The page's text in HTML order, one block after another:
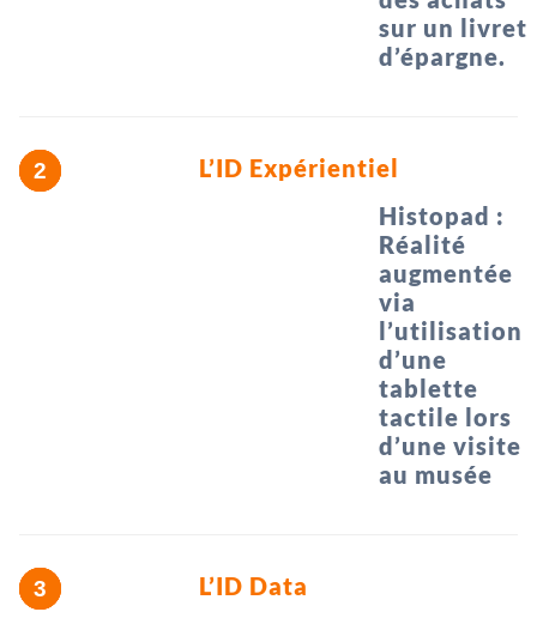
sur un livret
d’épargne.
L’ID Expérientiel
Histopad :
Réalité
augmentée
via
l’utilisation
d’une
tablette
tactile lors
d’une visite
au musée
L’ID Data